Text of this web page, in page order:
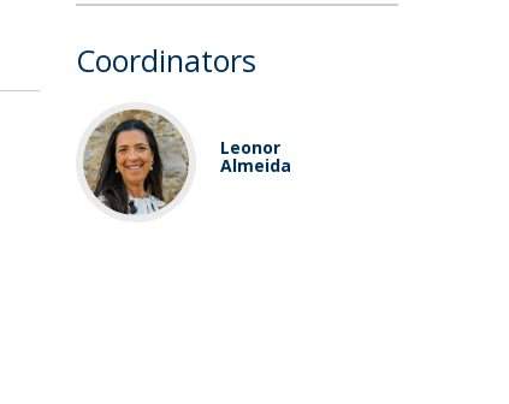
Coordinators
Leonor
Almeida